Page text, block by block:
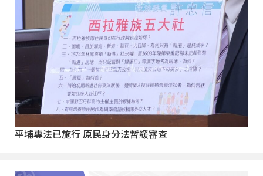
平埔專法已施行 原民身分法暫緩審查